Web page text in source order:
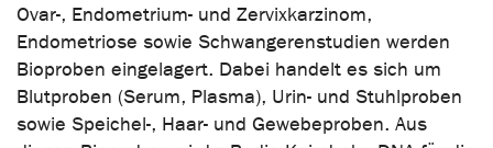
Ovar-, Endometrium- und Zervixkarzinom,
Endometriose sowie Schwangerenstudien werden
Bioproben eingelagert. Dabei handelt es sich um
Blutproben (Serum, Plasma), Urin- und Stuhlproben
sowie Speichel-, Haar- und Gewebeproben. Aus